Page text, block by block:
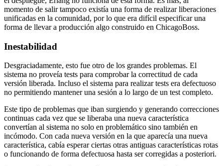
momento de salir tampoco existía una forma de realizar liberaciones
unificadas en la comunidad, por lo que era difícil especificar una
forma de llevar a producción algo construido en ChicagoBoss.
Inestabilidad
Desgraciadamente, esto fue otro de los grandes problemas. El
sistema no proveía tests para comprobar la correctitud de cada
versión liberada. Incluso el sistema para realizar tests era defectuoso
no permitiendo mantener una sesión a lo largo de un test completo.
Este tipo de problemas que iban surgiendo y generando correcciones
continuas cada vez que se liberaba una nueva característica
convertían al sistema no solo en problemático sino también en
incómodo. Con cada nueva versión en la que aparecía una nueva
característica, cabía esperar ciertas otras antiguas características rotas
o funcionando de forma defectuosa hasta ser corregidas a posteriori.